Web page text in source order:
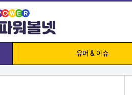
유머 & 이슈